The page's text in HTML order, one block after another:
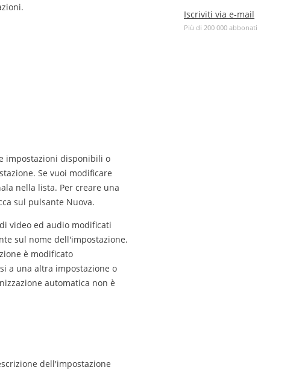
impostazioni disponibili o
Se vuoi modificare
nella lista. Per creare una
sul pulsante Nuova.
video ed audio modificati
sul nome dell'impostazione.
è modificato
a una altra impostazione o
automatica non è
dell'impostazione
Iscriviti via e-mail
Più di 200 000 abbonati